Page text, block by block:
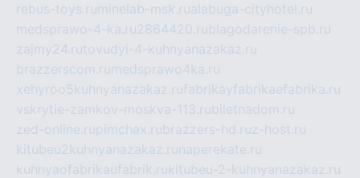
rebus-toys.ru minelab-msk.rualabuga-cityhotel.ru
medsprawo-4-ka.ru2864420.rublagodarenie-spb.ru
zajmy24.rutovudyi-4-kuhnyanazakaz.ru
brazzerscom.ru medsprawo4ka.ru
xehyroo5kuhnyanazakaz.rufabrikayfabrikaefabrika.ru
vskrytie-zamkov-moskva-113.rubiletnadom.ru
zed-online.rupimchax.rubrazzers-hd.ruz-host.ru
kitubeu2kuhnyanazakaz.ru naperekate.ru
kuhnyaofabrikaufabrik.rukitubeu-2-kuhnyanazakaz.ru